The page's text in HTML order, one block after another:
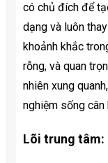
có chủ đích để
dạng và luôn
khoảnh khắc
rỗng, và quan
nhiên xung
nghiệm sống
Lõi trung tâm: